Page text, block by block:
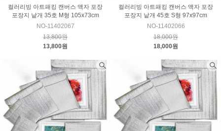
컬러리빙 아트패킹 캔버스 액자 포장
포장지 낱개 35호 M형 105x73cm
NO-11402067
13,800원
13,800원
컬러리빙 아트패킹 캔버스 액자 포장
포장지 낱개 45호 S형 97x97cm
NO-11402066
18,000원
18,000원